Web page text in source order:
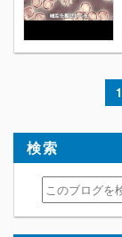
1
検索